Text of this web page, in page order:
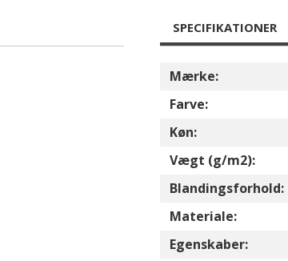
SPECIFIKATIONER
Mærke:
Farve:
Køn:
Vægt (g/m2):
Blandingsforhold:
Materiale:
Egenskaber: